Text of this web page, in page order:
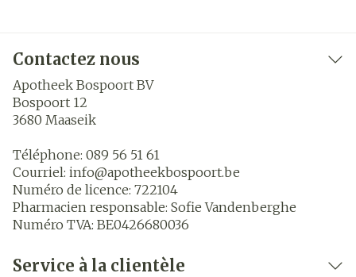
Contactez nous
Apotheek Bospoort BV
Bospoort 12
3680 Maaseik
Téléphone: 089 56 51 61
Courriel: info@apotheekbospoort.be
Numéro de licence: 722104
Pharmacien responsable: Sofie Vandenberghe
Numéro TVA: BE0426680036
Service à la clientèle